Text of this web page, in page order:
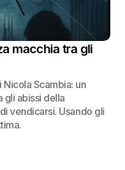
macchia tra gli
Scambia: un
gli abissi della
vendicarsi. Usando gli